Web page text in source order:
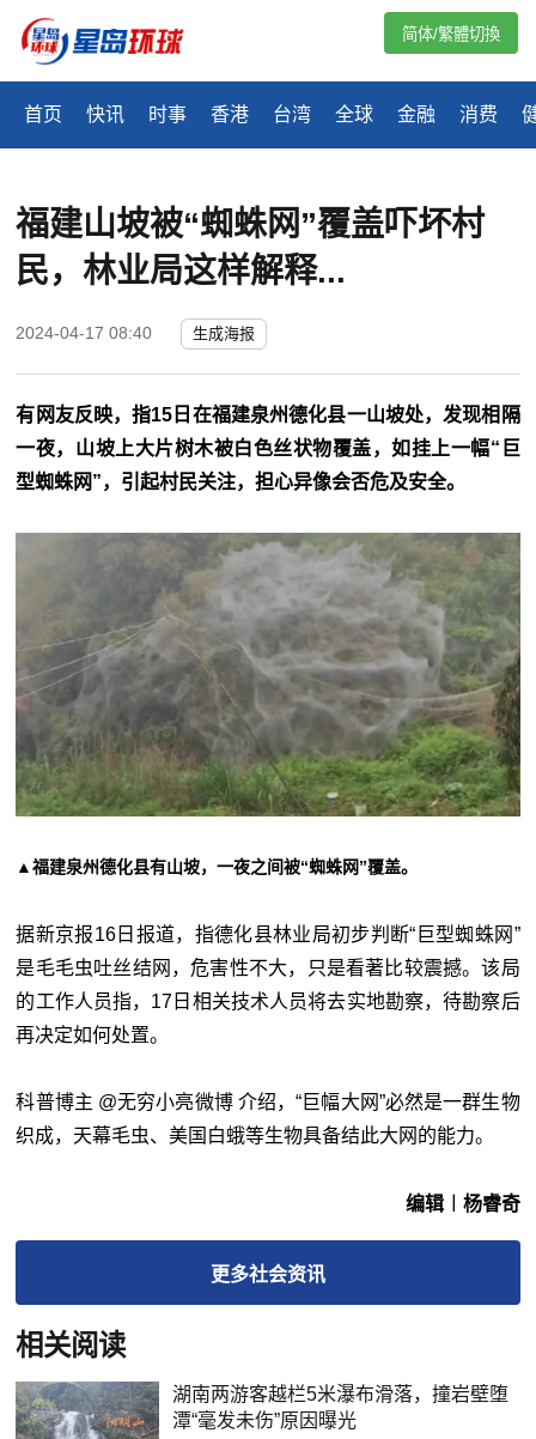
首页 快讯 时事 香港 台湾 全球 金融 消费
简体/繁體切換
福建山坡被“蜘蛛网”覆盖吓坏村
民，林业局这样解释...
2024-04-17 08:40 生成海报
有网友反映，指15日在福建泉州德化县一山坡处，发现相隔
一夜，山坡上大片树木被白色丝状物覆盖，如挂上一幅“巨
型蜘蛛网”，引起村民关注，担心异像会否危及安全。
▲福建泉州德化县有山坡，一夜之间被“蜘蛛网”覆盖。
据新京报16日报道，指德化县林业局初步判断“巨型蜘蛛网”
是毛毛虫吐丝结网，危害性不大，只是看著比较震撼。该局
的工作人员指，17日相关技术人员将去实地勘察，待勘察后
再决定如何处置。
科普博主 @无穷小亮微博 介绍，“巨幅大网”必然是一群生物
织成，天幕毛虫、美国白蛾等生物具备结此大网的能力。
编辑︱杨睿奇
更多社会资讯
相关阅读
湖南两游客越栏5米瀑布滑落，撞岩壁堕
潭“毫发未伤”原因曝光